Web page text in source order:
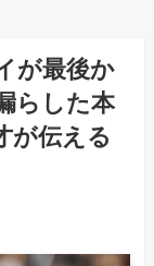
が最後か
らした本
が伝える